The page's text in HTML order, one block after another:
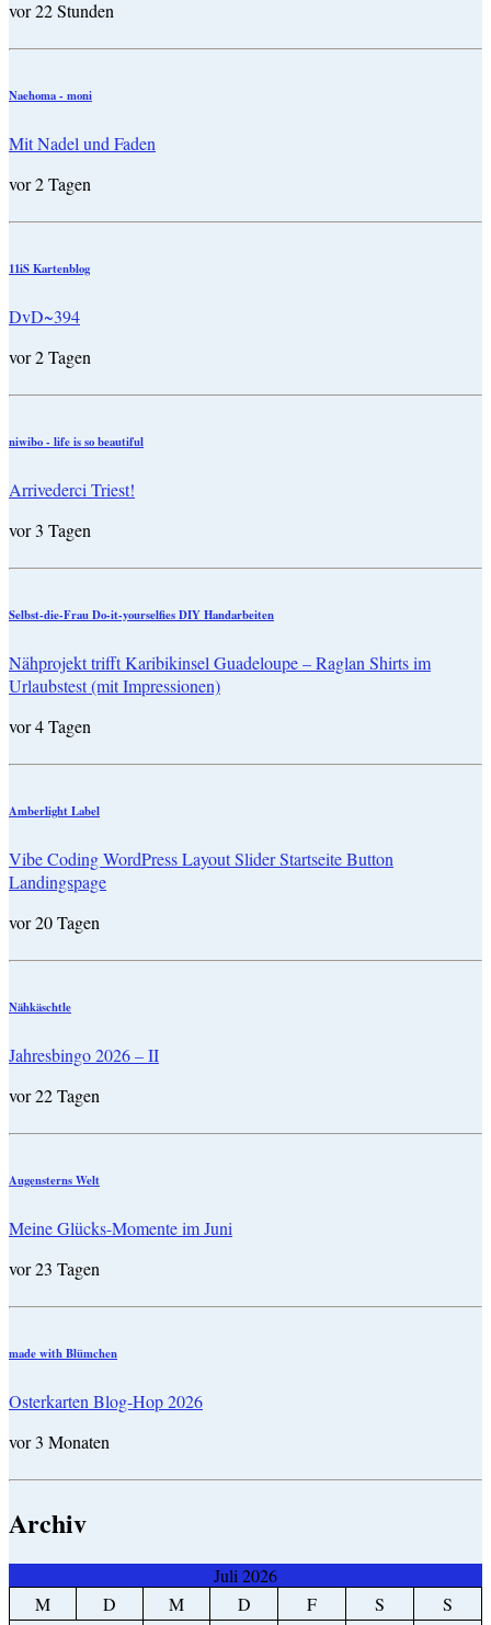
vor 22 Stunden
Naehoma - moni
Mit Nadel und Faden
vor 2 Tagen
11iS Kartenblog
DvD~394
vor 2 Tagen
niwibo - life is so beautiful
Arrivederci Triest!
vor 3 Tagen
Selbst-die-Frau Do-it-yourselfies DIY Handarbeiten
Nähprojekt trifft Karibikinsel Guadeloupe – Raglan Shirts im
Urlaubstest (mit Impressionen)
vor 4 Tagen
Amberlight Label
Vibe Coding WordPress Layout Slider Startseite Button
Landingspage
vor 20 Tagen
Nähkäschtle
Jahresbingo 2026 – II
vor 22 Tagen
Augensterns Welt
Meine Glücks-Momente im Juni
vor 23 Tagen
made with Blümchen
Osterkarten Blog-Hop 2026
vor 3 Monaten
Archiv
Juli 2026
M
D M D F S
S